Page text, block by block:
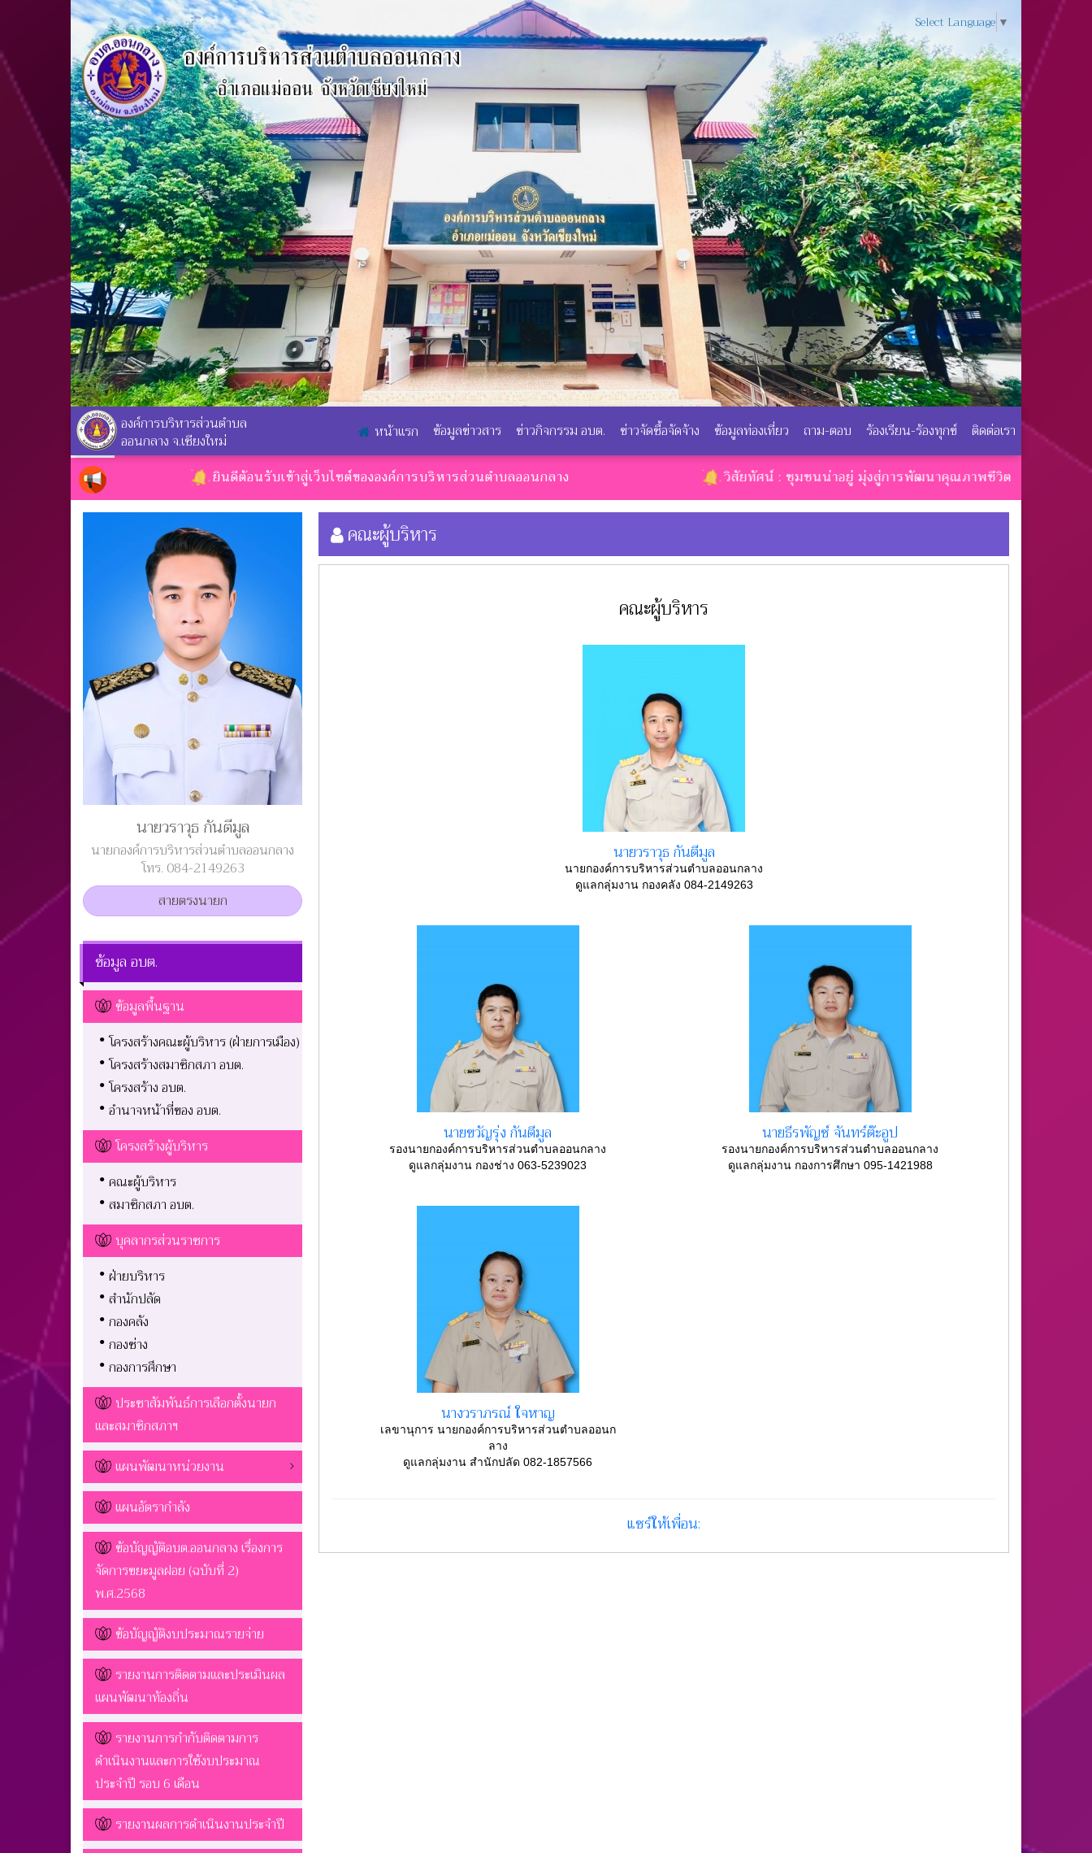
Select Language ▼
องค์การบริหารส่วนตำบล
ออนกลาง จ.เชียงใหม่ หน้าแรก ข้อมูลข่าวสาร ข่าวกิจกรรม อบต. ข่าวจัดซื้อจัดจ้าง ข้อมูลท่องเที่ยว ถาม-ตอบ ร้องเรียน-ร้องทุกข์ ติดต่อเรา
ยินดีต้อนรับเข้าสู่เว็บไซต์ขององค์การบริหารส่วนตำบลออนกลาง วิสัยทัศน์ : ชุมชนน่าอยู่ มุ่งสู่การพัฒนาคุณภาพชีวิต
นายวราวุธ กันตีมูล
นายกองค์การบริหารส่วนตำบลออนกลาง
โทร. 084-2149263
สายตรงนายก
ข้อมูล อบต.
ข้อมูลพื้นฐาน
โครงสร้างคณะผู้บริหาร (ฝ่ายการเมือง)
โครงสร้างสมาชิกสภา อบต.
โครงสร้าง อบต.
อำนาจหน้าที่ของ อบต.
โครงสร้างผู้บริหาร
คณะผู้บริหาร
สมาชิกสภา อบต.
บุคลากรส่วนราชการ
ฝ่ายบริหาร
สำนักปลัด
กองคลัง
กองช่าง
กองการศึกษา
ประชาสัมพันธ์การเลือกตั้งนายก
และสมาชิกสภาฯ
แผนพัฒนาหน่วยงาน
แผนอัตรากำลัง
ข้อบัญญัติอบต.ออนกลาง เรื่องการ
จัดการขยะมูลฝอย (ฉบับที่ 2)
พ.ศ.2568
ข้อบัญญัติงบประมาณรายจ่าย
รายงานการติดตามและประเมินผล
แผนพัฒนาท้องถิ่น
รายงานการกำกับติดตามการ
ดำเนินงานและการใช้งบประมาณ
ประจำปี รอบ 6 เดือน
รายงานผลการดำเนินงานประจำปี
คณะผู้บริหาร
คณะผู้บริหาร
นายวราวุธ กันตีมูล
นายกองค์การบริหารส่วนตำบลออนกลาง
ดูแลกลุ่มงาน กองคลัง 084-2149263
นายขวัญรุ่ง กันตีมูล
รองนายกองค์การบริหารส่วนตำบลออนกลาง
ดูแลกลุ่มงาน กองช่าง 063-5239023
นายธีรพัญช์ จันทร์ต๊ะอูป
รองนายกองค์การบริหารส่วนตำบลออนกลาง
ดูแลกลุ่มงาน กองการศึกษา 095-1421988
นางวราภรณ์ ใจหาญ
เลขานุการ นายกองค์การบริหารส่วนตำบลออนก
ลาง
ดูแลกลุ่มงาน สำนักปลัด 082-1857566
แชร์ให้เพื่อน: